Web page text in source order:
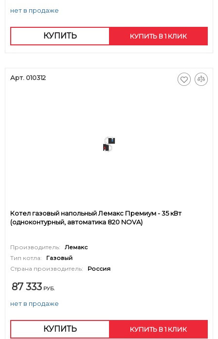
нет в продаже
КУПИТЬ КУПИТЬ В 1 КЛИК
Арт. 010312
Котел газовый напольный Лемакс Премиум - 35 кВт
(одноконтурный, автоматика 820 NOVA)
Производитель:
Лемакс
Тип котла:
Газовый
Страна производитель:
Россия
87 333 РУБ.
нет в продаже
КУПИТЬ КУПИТЬ В 1 КЛИК